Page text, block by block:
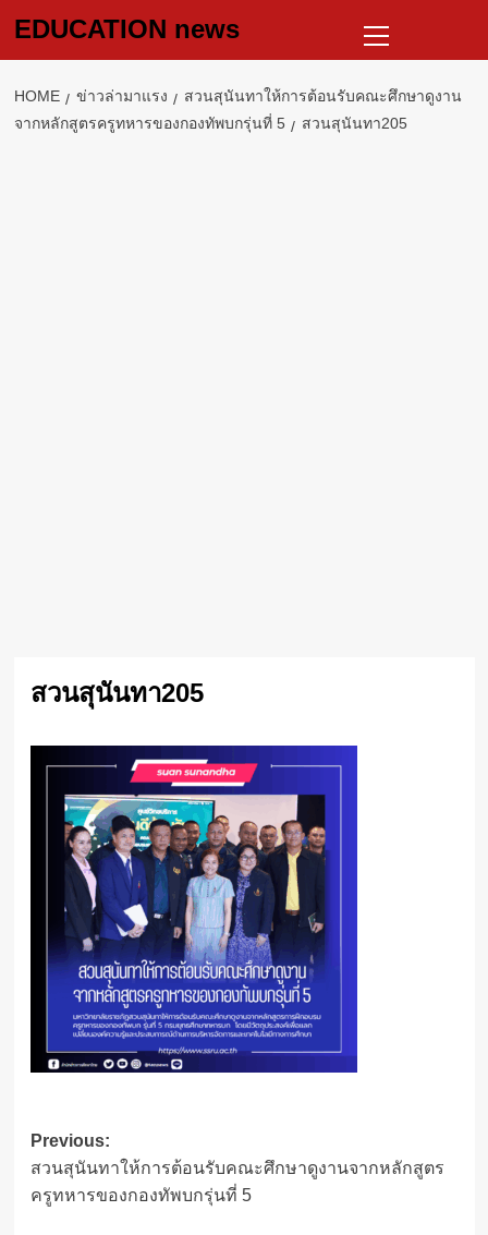
EDUCATION news
Menu
HOME ข่าวล่ามาแรง
สวนสุนันทาให้การต้อนรับคณะศึกษาดูงาน
จากหลักสูตรครูทหารของกองทัพบกรุ่นที่ 5
สวนสุนันทา205
สวนสุนันทา205
Post
navigation
Previous:
สวนสุนันทาให้การต้อนรับคณะศึกษาดูงานจากหลักสูตร
ครูทหารของกองทัพบกรุ่นที่ 5